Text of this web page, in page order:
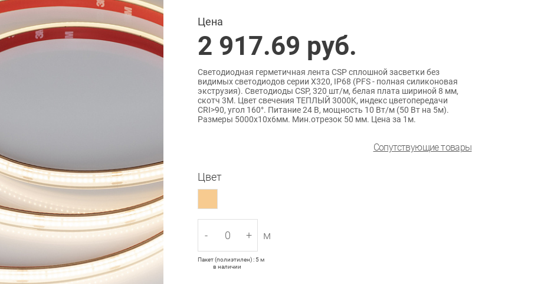
Цена
2 917.69 руб.
Светодиодная герметичная лента CSP сплошной засветки без
видимых светодиодов серии X320, IP68 (PFS - полная силиконовая
экструзия). Светодиоды CSP, 320 шт/м, белая плата шириной 8 мм,
скотч 3M. Цвет свечения ТЕПЛЫЙ 3000K, индекс цветопередачи
CRI>90, угол 160°. Питание 24 В, мощность 10 Вт/м (50 Вт на 5м).
Размеры 5000х10х6мм. Мин.отрезок 50 мм. Цена за 1м.
Сопутствующие товары
Цвет
- + м
Пакет (полиэтилен) : 5 м
в наличии